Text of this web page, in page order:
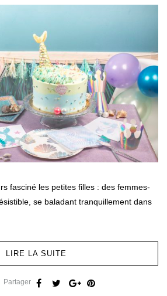
fasciné les petites filles : des femmes-
se baladant tranquillement dans
LIRE LA SUITE
Partager